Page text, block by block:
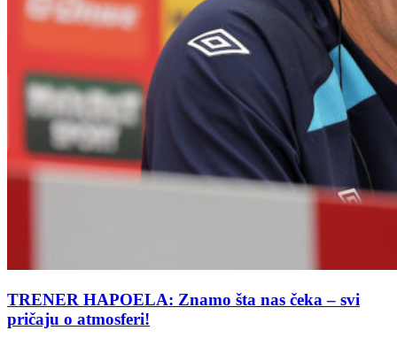
TRENER HAPOELA: Znamo šta nas čeka – svi
pričaju o atmosferi!